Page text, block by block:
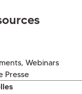
Webinars
Presse